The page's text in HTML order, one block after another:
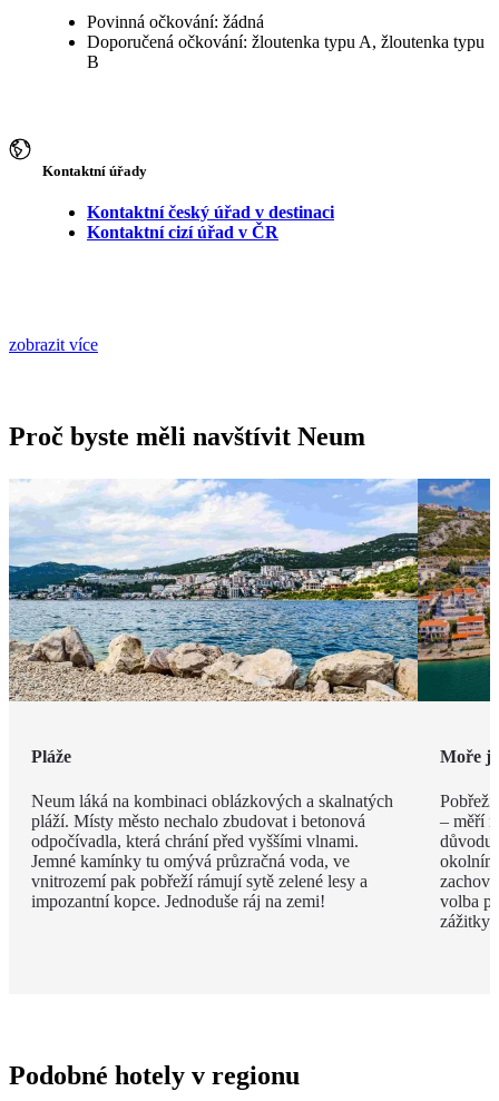
Povinná očkování: žádná
Doporučená očkování: žloutenka typu A, žloutenka typu
B
Kontaktní úřady
Kontaktní český úřad v destinaci
Kontaktní cizí úřad v ČR
zobrazit více
Proč byste měli navštívit Neum
Pláže
Neum láká na kombinaci oblázkových a skalnatých
pláží. Místy město nechalo zbudovat i betonová
odpočívadla, která chrání před vyššími vlnami.
Jemné kamínky tu omývá průzračná voda, ve
vnitrozemí pak pobřeží rámují sytě zelené lesy a
impozantní kopce. Jednoduše ráj na zemi!
Moře
Pobřeží
– měří
důvodu
volba
zážitky.
Podobné hotely v regionu